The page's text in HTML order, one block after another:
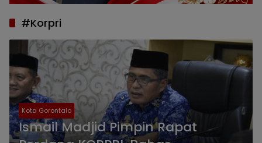
#Korpri
Kota Gorontalo
Ismail Madjid Pimpin Rapat